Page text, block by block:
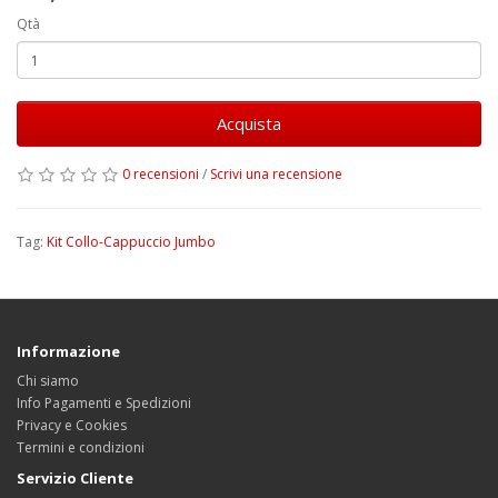
Qtà
Acquista
0 recensioni / Scrivi una recensione
Tag: Kit Collo-Cappuccio Jumbo
Informazione
Chi siamo
Info Pagamenti e Spedizioni
Privacy e Cookies
Termini e condizioni
Servizio Cliente